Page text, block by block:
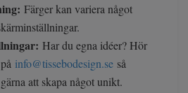
Färger kan variera något
Har du egna idéer? Hör
info@tissebodesign.se så
att skapa något unikt.